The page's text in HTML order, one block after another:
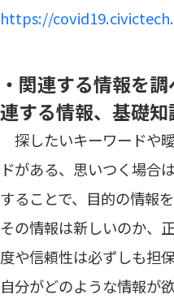
https://
・関連する情報を
連する情報、基礎
探したいキーワードや
ドがある、思いつく場合
することで、目的の情報
その情報は新しいのか、
度や信頼性は必ずしも担
自分がどのような情報が